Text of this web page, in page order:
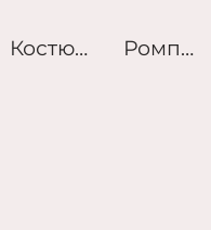
Костюми Ромпери